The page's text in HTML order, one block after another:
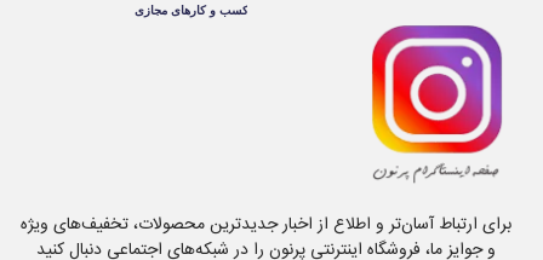
برای ارتباط آسان‌تر و اطلاع از اخبار جدیدترین محصولات، تخفیف‌های ویژه
و جوایز ما، فروشگاه اینترنتی پرنون را در شبکه‌های اجتماعی دنبال کنید